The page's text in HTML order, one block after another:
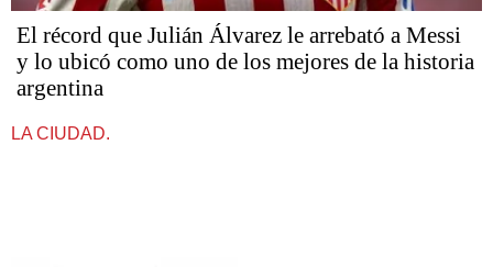
El récord que Julián Álvarez le arrebató a Messi
y lo ubicó como uno de los mejores de la historia
argentina
LA CIUDAD.